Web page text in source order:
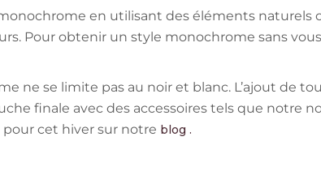
en utilisant des éléments
Pour obtenir un style monochrome sans
ne se limite pas au noir et blanc. L’ajout de
finale avec des accessoires tels que notre
cet hiver sur notre blog .